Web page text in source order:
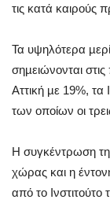
τις κατά καιρούς
Τα υψηλότερα
σηµειώνονται
Αττική µε 19%, τα
των οποίων οι
Η συγκέντρωση
χώρας και η
από το